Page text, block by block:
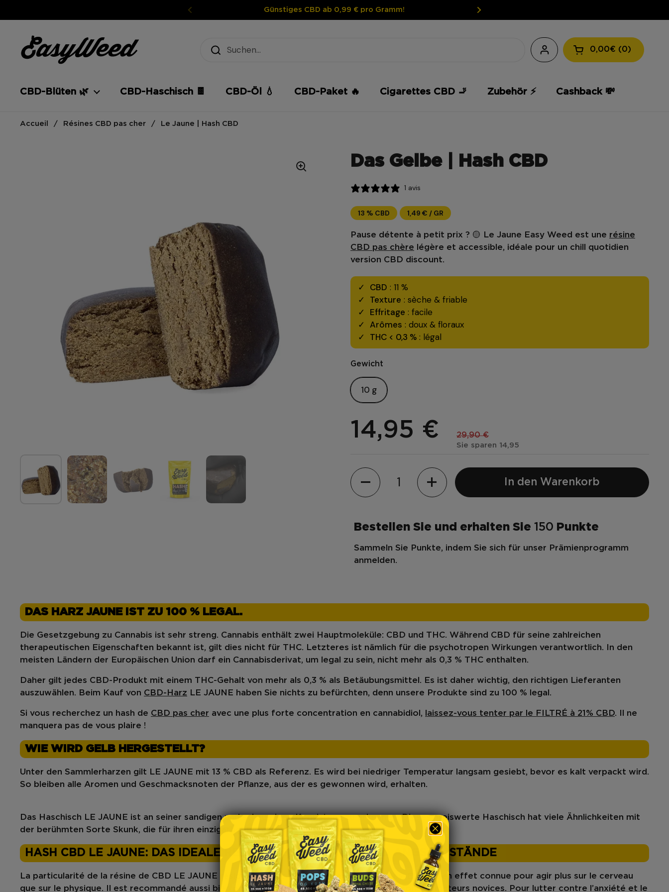
Günstiges CBD ab 0,99 € pro Gramm!
Warenkorb öffnen
0,00€ 0
CBD-Blüten 🌿 CBD-Haschisch 🍫 CBD-Öl 💧 CBD-Paket 🔥 Cigarettes CBD 🚬 Zubehör ⚡️ Cashback 💸
Accueil / Résines CBD pas cher / Le Jaune | Hash CBD
Das Gelbe | Hash CBD
1 avis
13 % CBD 1,49 € / GR
Pause détente à petit prix ? 🟡 Le Jaune Easy Weed est une résine
CBD pas chère légère et accessible, idéale pour un chill quotidien
version CBD discount.
CBD : 11 %
Texture : sèche & friable
Effritage : facile
Arômes : doux & floraux
THC < 0,3 % : légal
Gewicht
10 g
14,95 € 29,90 €
Sie sparen 14,95
Menge
In den Warenkorb
Bestellen Sie und erhalten Sie 150 Punkte
Sammeln Sie Punkte, indem Sie sich für unser Prämienprogramm
anmelden.
DAS HARZ JAUNE IST ZU 100 % LEGAL.
Die Gesetzgebung zu Cannabis ist sehr streng. Cannabis enthält zwei Hauptmoleküle: CBD und THC. Während CBD für seine zahlreichen
therapeutischen Eigenschaften bekannt ist, gilt dies nicht für THC. Letzteres ist nämlich für die psychotropen Wirkungen verantwortlich. In den
meisten Ländern der Europäischen Union darf ein Cannabisderivat, um legal zu sein, nicht mehr als 0,3 % THC enthalten.
Daher gilt jedes CBD-Produkt mit einem THC-Gehalt von mehr als 0,3 % als Betäubungsmittel. Es ist daher wichtig, den richtigen Lieferanten
auszuwählen. Beim Kauf von CBD-Harz LE JAUNE haben Sie nichts zu befürchten, denn unsere Produkte sind zu 100 % legal.
Si vous recherchez un hash de CBD pas cher avec une plus forte concentration en cannabidiol, laissez-vous tenter par le FILTRÉ à 21% CBD. Il ne
manquera pas de vous plaire !
WIE WIRD GELB HERGESTELLT?
Unter den Sammlerharzen gilt LE JAUNE mit 13 % CBD als Referenz. Es wird bei niedriger Temperatur langsam gesiebt, bevor es kalt verpackt wird.
So bleiben alle Aromen und Geschmacksnoten der Pflanze, aus der es gewonnen wird, erhalten.
Das Haschisch LE JAUNE ist an seiner sandigen und schaumigen Konsistenz zu erkennen. Dieses preiswerte Haschisch hat viele Ähnlichkeiten mit
der berühmten Sorte Skunk, die für ihren einzigartigen Geschmack bekannt ist.
HASH CBD LE JAUNE: DAS IDEALE REZEPT GEGEN STRESS UND ANGSTZUSTÄNDE
La particularité de la résine de CBD LE JAUNE réside dans ses propriétés exceptionnelles. Elle est en effet connue pour agir plus sur le cerveau
que sur le physique.
Il est recommandé aussi bien pour les fins connaisseurs que pour les consommateurs novices. Pour lutter contre l’anxiété et le